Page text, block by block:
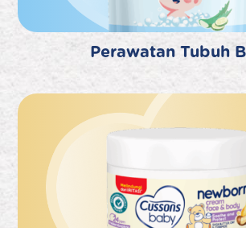
Perawatan Tubuh